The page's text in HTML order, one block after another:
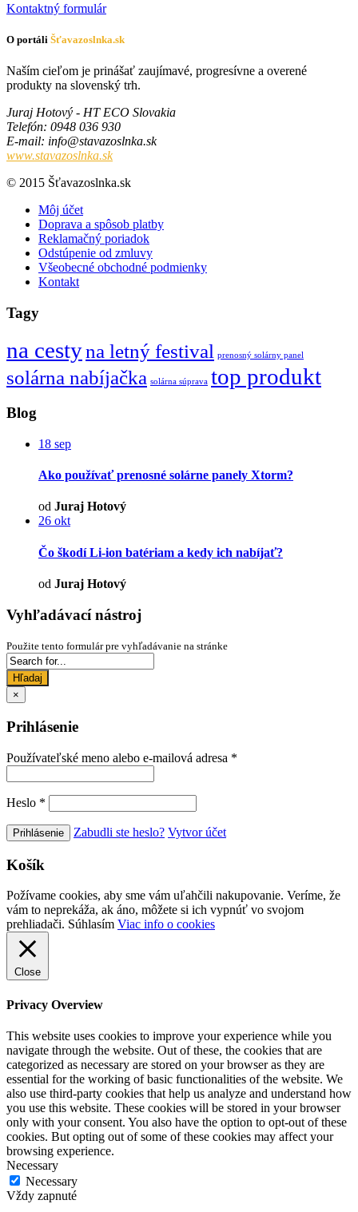
Kontaktný formulár
O portáli Šťavazoslnka.sk
Naším cieľom je prinášať zaujímavé, progresívne a overené
produkty na slovenský trh.
Juraj Hotový - HT ECO Slovakia
Telefón: 0948 036 930
E-mail: ks.aknlsozavats@ofni
www.stavazoslnka.sk
© 2015 Šťavazoslnka.sk
Môj účet
Doprava a spôsob platby
Reklamačný poriadok
Odstúpenie od zmluvy
Všeobecné obchodné podmienky
Kontakt
Tagy
na cestyna letný festival prenosný solárny panel
solárna nabíjačka solárna súprava top produkt
Blog
18 sep
Ako používať prenosné solárne panely Xtorm?
od Juraj Hotový
26 okt
Čo škodí Li-ion batériam a kedy ich nabíjať?
od Juraj Hotový
Vyhľadávací nástroj
Použite tento formulár pre vyhľadávanie na stránke
Hľadaj
×
Prihlásenie
Používateľské meno alebo e-mailová adresa *
Heslo *
Zabudli ste heslo? Vytvor účet
Košík
Požívame cookies, aby sme vám uľahčili nakupovanie. Veríme, že
vám to neprekáža, ak áno, môžete si ich vypnúť vo svojom
prehliadači. Súhlasím Viac info o cookies
Close
Privacy Overview
This website uses cookies to improve your experience while you
navigate through the website. Out of these, the cookies that are
categorized as necessary are stored on your browser as they are
essential for the working of basic functionalities of the website. We
also use third-party cookies that help us analyze and understand how
you use this website. These cookies will be stored in your browser
only with your consent. You also have the option to opt-out of these
cookies. But opting out of some of these cookies may affect your
browsing experience.
Necessary
Necessary
Vždy zapnuté